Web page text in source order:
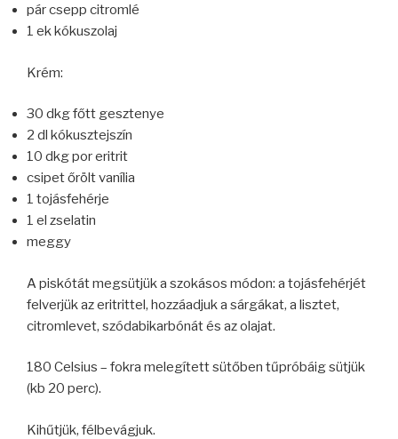
pár csepp citromlé
1 ek kókuszolaj
Krém:
30 dkg főtt gesztenye
2 dl kókusztejszín
10 dkg por eritrit
csipet őrölt vanília
1 tojásfehérje
1 el zselatin
meggy
A piskótát megsütjük a szokásos módon: a tojásfehérjét
felverjük az eritrittel, hozzáadjuk a sárgákat, a lisztet,
citromlevet, szódabikarbónát és az olajat.
180 Celsius – fokra melegített sütőben tűpróbáig sütjük
(kb 20 perc).
Kihűtjük, félbevágjuk.